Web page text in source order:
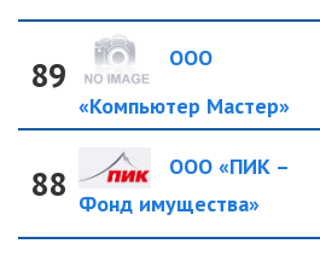
89
ООО
«Компьютер Мастер»
88
ООО «ПИК –
Фонд имущества»